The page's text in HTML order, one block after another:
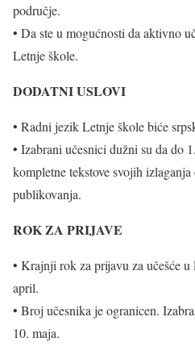
područje.
• Da ste u mogućnosti da aktivno
Letnje škole.
DODATNI USLOVI
• Radni jezik Letnje škole biće
• Izabrani učesnici dužni su da do
kompletne tekstove svojih
publikovanja.
ROK ZA PRIJAVE
• Krajnji rok za prijavu za učešće
april.
• Broj učesnika je ogranicen.
10. maja.